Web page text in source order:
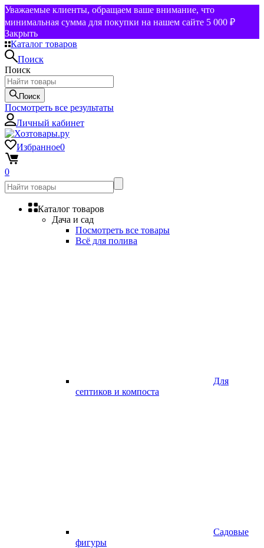
Уважаемые клиенты, обращаем ваше внимание, что
минимальная сумма для покупки на нашем сайте 5 000 ₽
Закрыть
Каталог товаров
Поиск
Поиск
Поиск
Посмотреть все результаты
Личный кабинет
Избранное0
0
Каталог товаров
Дача и сад
Посмотреть все товары
Всё для полива
Для
септиков и компоста
Садовые
фигуры